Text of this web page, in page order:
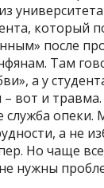
который
после
Там
а у
вот и травма.
служба опеки.
а не
Но чаще
нужны